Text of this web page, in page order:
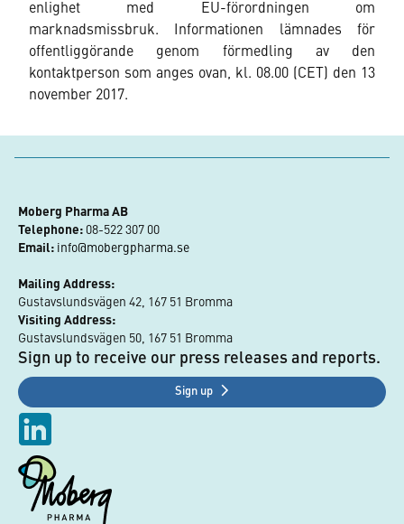
enlighet med EU-förordningen om
marknadsmissbruk. Informationen lämnades för
offentliggörande genom förmedling av den
kontaktperson som anges ovan, kl. 08.00 (CET) den 13
november 2017.
Moberg Pharma AB
Telephone: 08-522 307 00
Email: info@mobergpharma.se
Mailing Address:
Gustavslundsvägen 42, 167 51 Bromma
Visiting Address:
Gustavslundsvägen 50, 167 51 Bromma
Sign up to receive our press releases and reports.
Sign up